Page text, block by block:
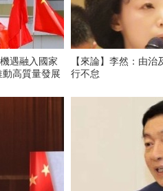
遇融入國家
高質量發展
【來論】李然：由治及興 踔厲
行不怠